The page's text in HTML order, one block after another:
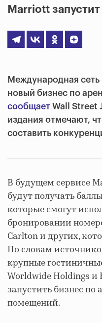
Marriott
Международная
новый бизнес по
сообщает Wall Street
издания отмечают,
составить
В будущем сервисе
будут получать
которые смогут
бронировании
Carlton и других,
По словам
крупные
Worldwide Holdings и
запустить бизнес
помещений.